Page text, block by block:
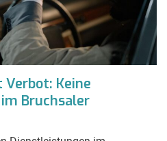
Keine
Bruchsaler